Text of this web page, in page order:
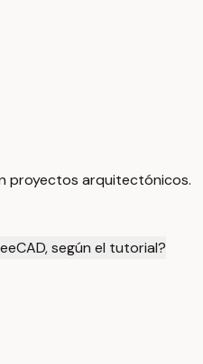
proyectos arquitectónicos.
según el tutorial?